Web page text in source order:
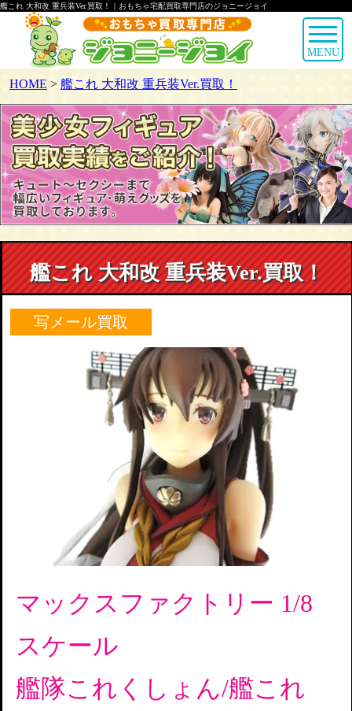
艦これ 大和改 重兵装Ver.買取！｜おもちゃ宅配買取専門店のジョニージョイ
MENU
HOME > 艦これ 大和改 重兵装Ver.買取！
艦これ 大和改 重兵装Ver.買取！
写メール買取
マックスファクトリー 1/8
スケール
艦隊これくしょん/艦これ